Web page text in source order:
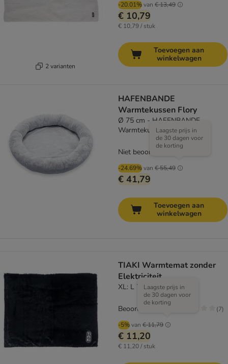
2 varianten
-20.01%van € 13,49
€ 10,79
€ 10,79 / stuk
Toevoegen aan
winkelwagen
HAFENBANDE
Warmtekussen Flory
Ø 75 cm - HAFENBANDE
Warmtekussen Flory
-24.69%van € 55,49
Laagste prijs in
de 30 dagen voor
de korting
€ 41,79
Niet beoordeeld
Toevoegen aan
winkelwagen
TIAKI Warmtemat zonder
Elektriciteit
XL: L 70 x B 110 cm
-5%van € 11,79
Laagste prijs in
de 30 dagen voor
de korting
€ 11,20
€ 11,20 / stuk
Beoordeling: 1.9/5 (7)